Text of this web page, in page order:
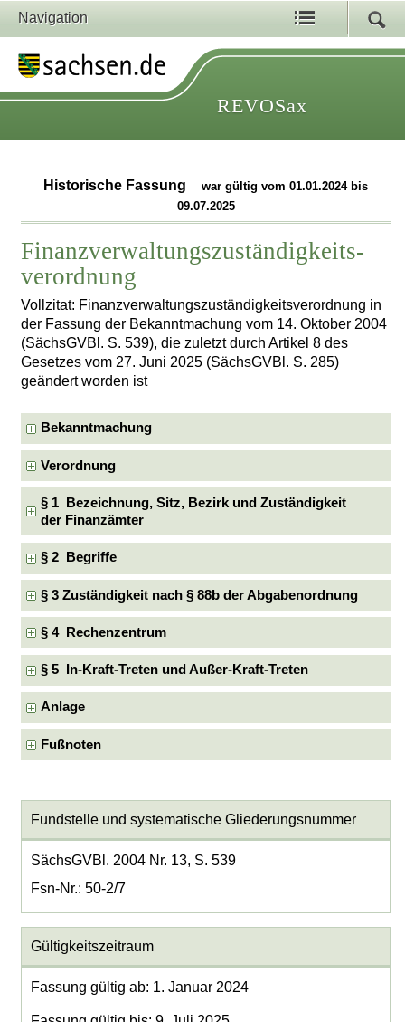
Navigation
REVOSax
Historische Fassung
war gültig vom 01.01.2024 bis
09.07.2025
Finanzverwaltungszuständigkeits­
verordnung
Vollzitat: Finanzverwaltungszuständigkeits­verordnung in
der Fassung der Bekanntmachung vom 14. Oktober 2004
(SächsGVBl. S. 539), die zuletzt durch Artikel 8 des
Gesetzes vom 27. Juni 2025 (SächsGVBl. S. 285)
geändert worden ist
Bekanntmachung
Verordnung
§ 1 Bezeichnung, Sitz, Bezirk und Zuständigkeit
der Finanzämter
§ 2 Begriffe
§ 3 Zuständigkeit nach § 88b der Abgabenordnung
§ 4 Rechenzentrum
§ 5 In-Kraft-Treten und Außer-Kraft-Treten
Anlage
Fußnoten
Fundstelle und systematische Gliederungsnummer
SächsGVBl. 2004 Nr. 13, S. 539
Fsn-Nr.: 50-2/7
Gültigkeitszeitraum
Fassung gültig ab: 1. Januar 2024